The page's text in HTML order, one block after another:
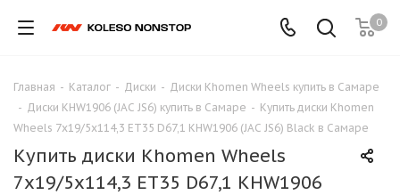
0
Главная - Каталог - Диски - Диски Khomen Wheels купить в Самаре
- Диски KHW1906 (JAC JS6) купить в Самаре - Купить диски Khomen
Wheels 7x19/5x114,3 ET35 D67,1 KHW1906 (JAC JS6) Black в Самаре
Купить диски Khomen Wheels
7x19/5x114,3 ET35 D67,1 KHW1906